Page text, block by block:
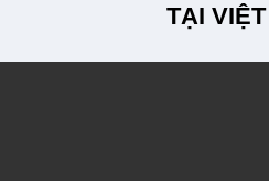
TẠI